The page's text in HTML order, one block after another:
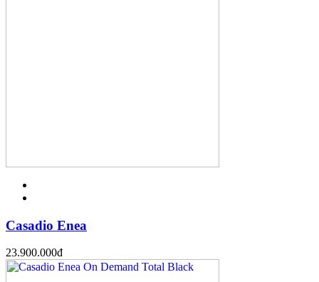
Casadio Enea
23.900.000đ